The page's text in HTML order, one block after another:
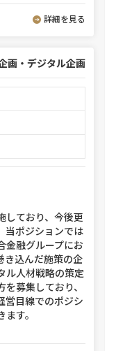
詳細を見る
画・デジタル企画
しており、今後更
当ポジションでは
金融グループにお
き込んだ施策の企
ル人材戦略の策定
募集しており、
営目線でのポジシ
す。